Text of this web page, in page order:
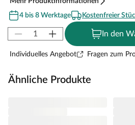
4 bis 8 Werktage
Kostenfreier
In den
Individuelles Angebot Fragen zum
Ähnliche Produkte